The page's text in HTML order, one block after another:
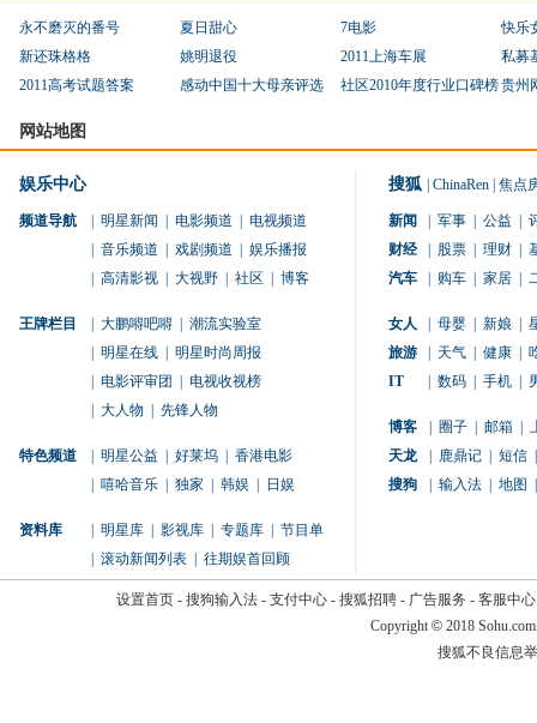
永不磨灭的番号 夏日甜心 7电影
快乐
新还珠格格
姚明退役 2011上海车展
私募
2011高考试题答案
感动中国十大母亲评选 社区2010年度行业口碑榜贵州
网站地图
娱乐中心
频道导航 明星新闻 电影频道
电视频道
音乐频道 戏剧频道
娱乐播报
高清影视 大视野 社区 博客
王牌栏目 大鹏嘚吧嘚
潮流实验室
明星在线
明星时尚周报
电影评审团
电视收视榜
大人物 先锋人物
特色频道 明星公益 好莱坞
香港电影
嘻哈音乐 独家 韩娱 日娱
资料库 明星库 影视库 专题库
节目单
滚动新闻列表 往期娱首回顾
搜狐 ChinaRen 焦点
新闻 军事 公益
财经
股票 理财
汽车
购车 家居
女人 母婴 新娘
旅游
天气 健康
IT
数码 手机
博客 圈子 邮箱
天龙
鹿鼎记 短信
搜狗
输入法 地图
设置首页- 搜狗输入法- 支付中心- 搜狐招聘- 广告服务 - 客服中心
Copyright © 2018
搜狐不良信息